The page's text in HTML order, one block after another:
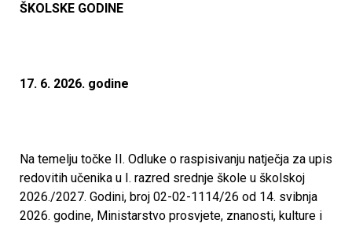
i
k
š
k
ŠKOLSKE GODINE
17. 6. 2026. godine
Na temelju točke II. Odluke o raspisivanju natječja za upis
redovitih učenika u I. razred srednje škole u školskoj
2026./2027. Godini, broj 02-02-1114/26 od 14. svibnja
2026. godine, Ministarstvo prosvjete, znanosti, kulture i